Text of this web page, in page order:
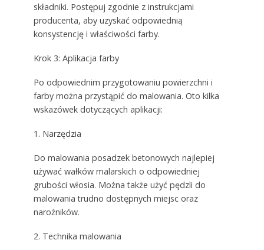
składniki. Postępuj zgodnie z instrukcjami
producenta, aby uzyskać odpowiednią
konsystencję i właściwości farby.
Krok 3: Aplikacja farby
Po odpowiednim przygotowaniu powierzchni i
farby można przystąpić do malowania. Oto kilka
wskazówek dotyczących aplikacji:
1. Narzędzia
Do malowania posadzek betonowych najlepiej
używać wałków malarskich o odpowiedniej
grubości włosia. Można także użyć pędzli do
malowania trudno dostępnych miejsc oraz
narożników.
2. Technika malowania